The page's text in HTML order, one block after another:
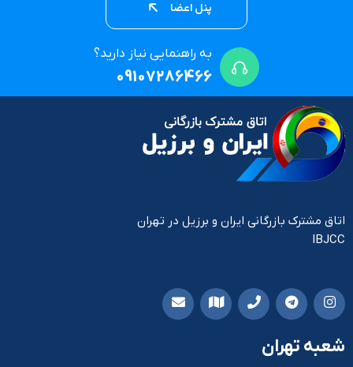
پنل اعضا
به راهنمایی نیاز دارید؟
09107286466
اتاق مشترک بازرگانی ایران و برزیل در تهران
IBJCC
شعبه تهران